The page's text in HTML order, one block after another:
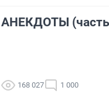
АНЕКДОТЫ
168 027 1 000